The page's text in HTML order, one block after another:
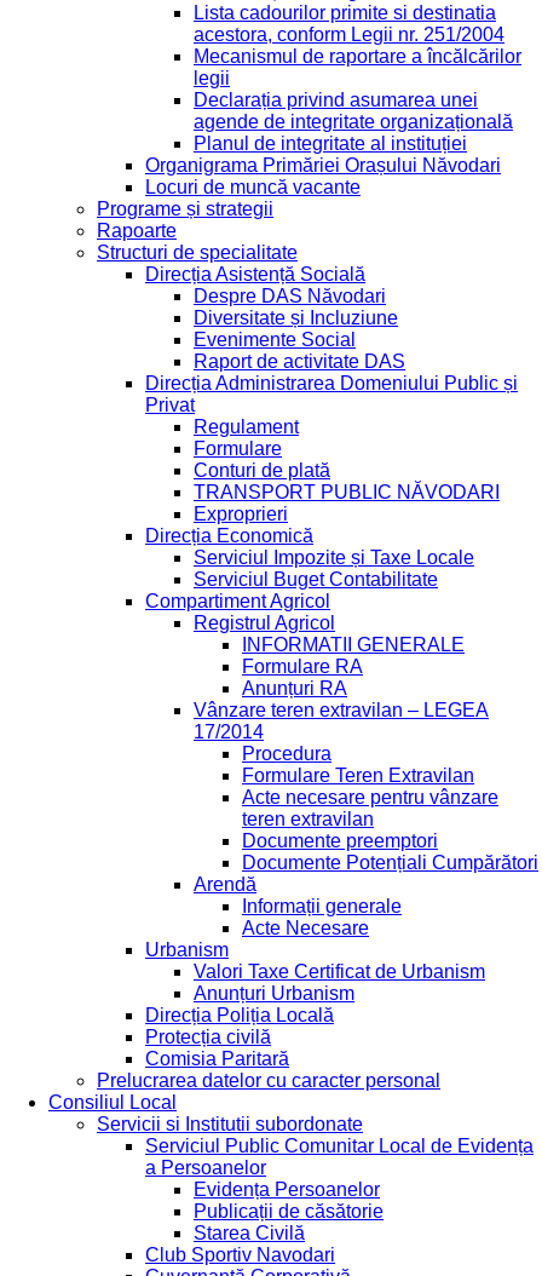
Lista cadourilor primite si destinatia
acestora, conform Legii nr. 251/2004
Mecanismul de raportare a încălcărilor
legii
Declarația privind asumarea unei
agende de integritate organizațională
Planul de integritate al instituției
Organigrama Primăriei Orașului Năvodari
Locuri de muncă vacante
Programe și strategii
Rapoarte
Structuri de specialitate
Direcția Asistență Socială
Despre DAS Năvodari
Diversitate și Incluziune
Evenimente Social
Raport de activitate DAS
Direcția Administrarea Domeniului Public și
Privat
Regulament
Formulare
Conturi de plată
TRANSPORT PUBLIC NĂVODARI
Exproprieri
Direcția Economică
Serviciul Impozite și Taxe Locale
Serviciul Buget Contabilitate
Compartiment Agricol
Registrul Agricol
INFORMATII GENERALE
Formulare RA
Anunțuri RA
Vânzare teren extravilan – LEGEA
17/2014
Procedura
Formulare Teren Extravilan
Acte necesare pentru vânzare
teren extravilan
Documente preemptori
Documente Potențiali Cumpărători
Arendă
Informații generale
Acte Necesare
Urbanism
Valori Taxe Certificat de Urbanism
Anunțuri Urbanism
Direcția Poliția Locală
Protecția civilă
Comisia Paritară
Prelucrarea datelor cu caracter personal
Consiliul Local
Servicii si Institutii subordonate
Serviciul Public Comunitar Local de Evidența
a Persoanelor
Evidența Persoanelor
Publicații de căsătorie
Starea Civilă
Club Sportiv Navodari